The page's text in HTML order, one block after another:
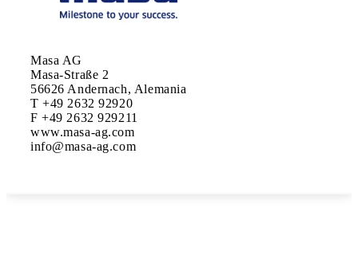
Masa AG
Masa-Straße 2
56626 Andernach, Alemania
T +49 2632 92920
F +49 2632 929211
www.masa-ag.com